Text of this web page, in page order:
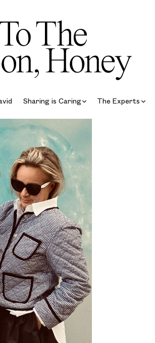
Sharing is Caring The Experts